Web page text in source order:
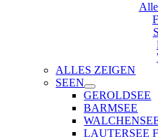
ALLES ZEIGEN
SEEN
GEROLDSEE
BARMSEE
LAUTERSEE